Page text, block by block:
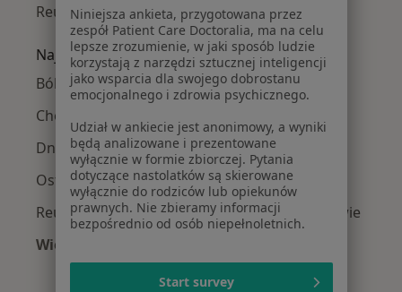
Reumatolodzy Bukowiec C
Najczęście leczone choroby
Bóle stawów w Legionowie
Choroby reumatologiczne w Legionowie
Dna moczanowa w Legionowie
Osteoporoza w Legionowie
Reumatoidalne zapalenie stawów w Legionowie
Więcej (14)
Więcej w kategorii: Najczęście leczone
Niniejsza ankieta, przygotowana przez
zespół Patient Care Doctoralia, ma na celu
lepsze zrozumienie, w jaki sposób ludzie
korzystają z narzędzi sztucznej inteligencji
jako wsparcia dla swojego dobrostanu
emocjonalnego i zdrowia psychicznego.
Udział w ankiecie jest anonimowy, a wyniki
będą analizowane i prezentowane
wyłącznie w formie zbiorczej. Pytania
dotyczące nastolatków są skierowane
wyłącznie do rodziców lub opiekunów
prawnych. Nie zbieramy informacji
bezpośrednio od osób niepełnoletnich.
Start survey